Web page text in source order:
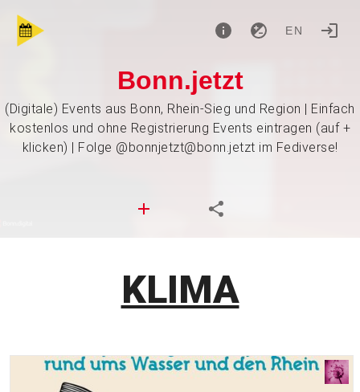
EN
Bonn.jetzt
(Digitale) Events aus Bonn, Rhein-Sieg und Region | Einfach
kostenlos und ohne Registrierung Events eintragen (auf +
klicken) | Folge @bonnjetzt@bonn.jetzt im Fediverse!
KLIMA